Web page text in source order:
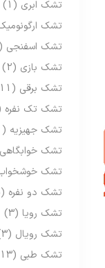
تشک ابری (1)
تشک
تشک اسفنجی (2)
تشک بازی (2)
تشک برقی (11)
تشک تک نفره
تشک جهیزیه (1)
تشک خوابگاهی
تشک
تشک دو نفره (25)
تشک رویا (3)
تشک رویال (3)
تشک طبی (13)